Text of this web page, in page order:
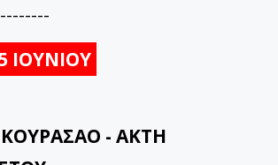
ΙΟΥΝΙΟΥ
ΚΟΥΡΑΣΑΟ - ΑΚΤΗ